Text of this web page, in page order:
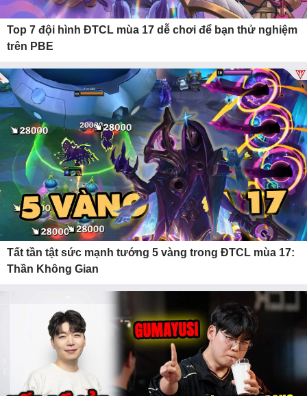
Top 7 đội hình ĐTCL mùa 17 dễ chơi để bạn thử nghiệm
trên PBE
Tất tần tật sức mạnh tướng 5 vàng trong ĐTCL mùa 17:
Thần Không Gian